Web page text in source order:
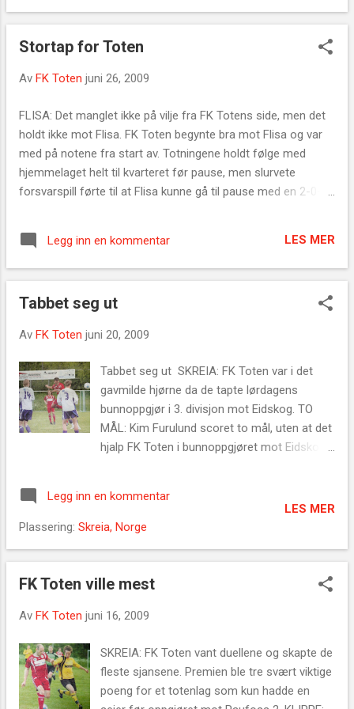
Kongsvinger 2 Dommer: Geir Nygård, Kongsvinger FK Toten:
Morten Solheim — Anders Lundstadsveen (Thormod Haugen
Robert Kolner, Fredrik Skjølås (Ole Jonas Liereng fra 65.).
Stortap for Toten
Av FK Toten juni 26, 2009
FLISA: Det manglet ikke på vilje fra FK Totens side, men det
holdt ikke mot Flisa. FK Toten begynte bra mot Flisa og var
med på notene fra start av. Totningene holdt følge med
hjemmelaget helt til kvarteret før pause, men slurvete
forsvarspill førte til at Flisa kunne gå til pause med en 2-0-
minuttene. Dermed var også mye av spenningen borte, og da
Flisa scoret det femte målet, var det ingen tvil. FK Toten
FK Toten (4-5-1): Pål Skjølås-Morten Solheim, Bjørn Førde,
(Anders Kristoffersen 80), Trond Aass, Anders
Lundstadsveen ( Kim Asprusten 60), Pål Glemmestad, Kim
Furulund(Fredrik Sjølås 80)- Robert Kolner
Legg inn en kommentar LES MER
Tabbet seg ut
Av FK Toten juni 20, 2009
Tabbet seg ut SKREIA: FK Toten var i det
gavmilde hjørne da de tapte lørdagens
bunnoppgjør i 3. divisjon mot Eidskog. TO
MÅL: Kim Furulund scoret to mål, uten at det
hjalp FK Toten i bunnoppgjøret mot Eidskog.
Mortens Solheim forsøkte å heade tilbake til
keeper Pål Skjølås, men gjestenes Jon Holt
i andreomgangen var det keeper Skjølås som
glapp et skudd fra Christoffer Haugen
over målstreken og sørget for at totningene
Reduserte to ganger For selv om Kim
Furulund reduserte to ganger, var
hjemmelagets spill i beste fall som været på
Legg inn en kommentar
Plassering: Skreia, Norge
LES MER
FK Toten ville mest
Av FK Toten juni 16, 2009
SKREIA: FK Toten vant duellene og skapte de
fleste sjansene. Premien ble tre svært viktige
poeng for et totenlag som kun hadde en